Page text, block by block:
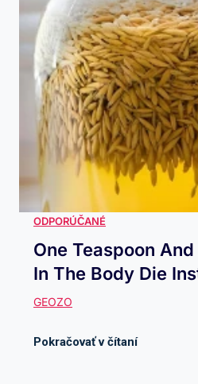
One Teaspoon
In The Body Die